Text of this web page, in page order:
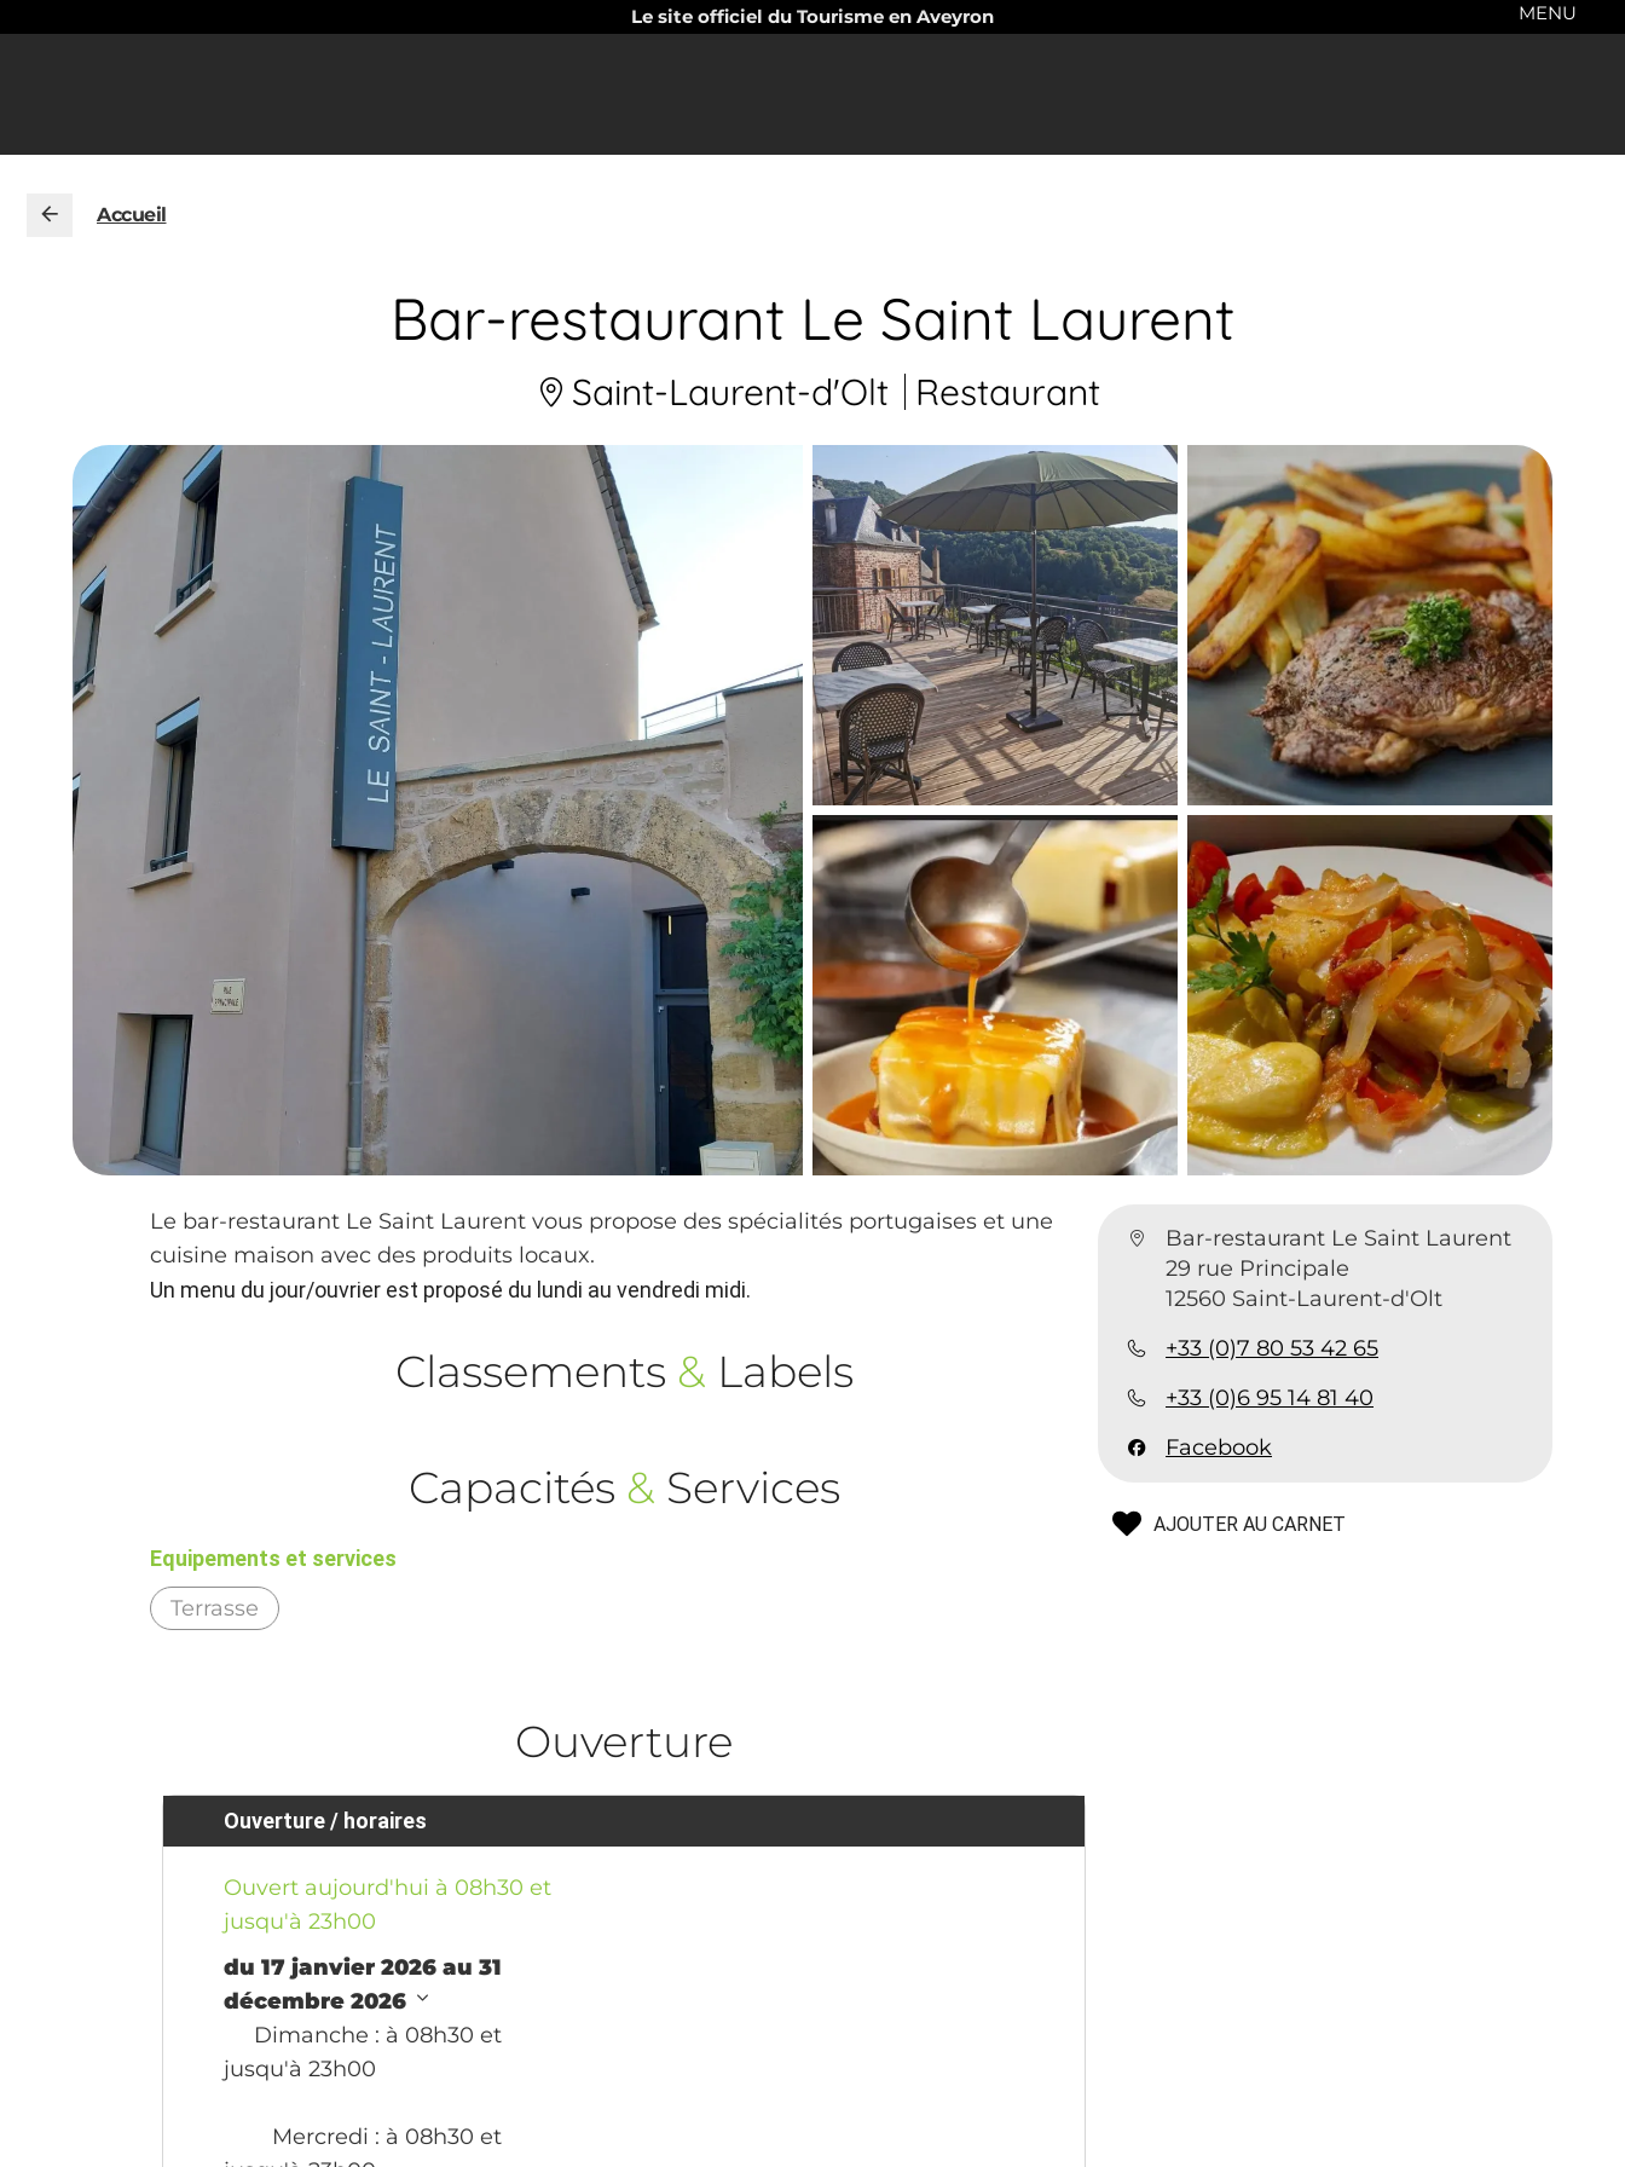
Le site officiel du Tourisme en Aveyron MENU
Accueil
Bar-restaurant Le Saint Laurent
Saint-Laurent-d'Olt Restaurant
Bar-restaurant Le Saint Laurent
29 rue Principale
12560 Saint-Laurent-d'Olt
+33 (0)7 80 53 42 65
+33 (0)6 95 14 81 40
Facebook
AJOUTER AU CARNET
Le bar-restaurant Le Saint Laurent vous propose des spécialités portugaises et une
cuisine maison avec des produits locaux.
Un menu du jour/ouvrier est proposé du lundi au vendredi midi.
Classements & Labels
Capacités & Services
Equipements et services
Terrasse
Ouverture
Ouverture / horaires
Ouvert aujourd'hui à 08h30 et
jusqu'à 23h00
du 17 janvier 2026 au 31
décembre 2026
Dimanche : à 08h30 et
jusqu'à 23h00
Mercredi : à 08h30 et